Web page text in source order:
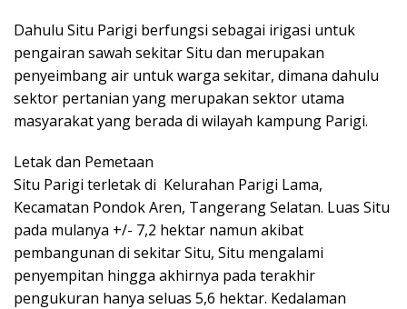
Dahulu Situ Parigi berfungsi sebagai irigasi untuk
pengairan sawah sekitar Situ dan merupakan
penyeimbang air untuk warga sekitar, dimana dahulu
sektor pertanian yang merupakan sektor utama
masyarakat yang berada di wilayah kampung Parigi.
Letak dan Pemetaan
Situ Parigi terletak di Kelurahan Parigi Lama,
Kecamatan Pondok Aren, Tangerang Selatan. Luas Situ
pada mulanya +/- 7,2 hektar namun akibat
pembangunan di sekitar Situ, Situ mengalami
penyempitan hingga akhirnya pada terakhir
pengukuran hanya seluas 5,6 hektar. Kedalaman